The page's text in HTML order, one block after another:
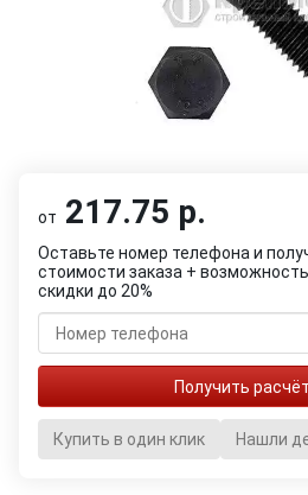
от 217.75 р.
Оставьте номер телефона и
стоимости заказа +
скидки до 20%
Купить в один клик Нашли